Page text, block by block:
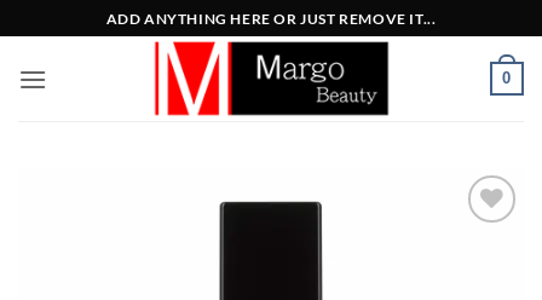
στο
περιεχόμενο
ADD ANYTHING HERE OR JUST REMOVE IT...
0